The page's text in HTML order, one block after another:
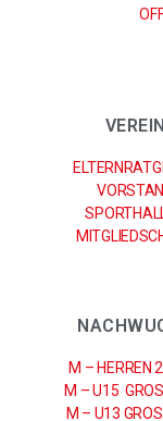
VEREIN
M – HERREN
M – U15
M – U13